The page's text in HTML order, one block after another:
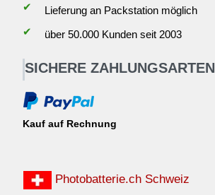
✔
Lieferung an Packstation möglich
✔
über 50.000 Kunden seit 2003
SICHERE ZAHLUNGSARTEN
Kauf auf Rechnung
Photobatterie.ch Schweiz